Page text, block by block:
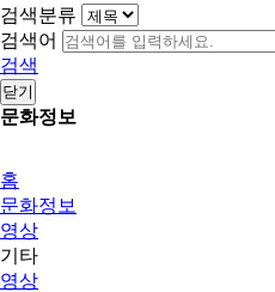
검색분류
검색어
검색
닫기
문화정보
홈
문화정보
영상
기타
영상